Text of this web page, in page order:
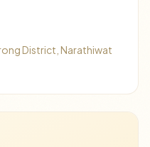
District, Narathiwat